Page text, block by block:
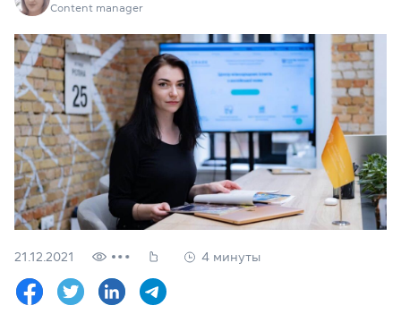
Больше о нас
Проверитьсвой уровень
Оставить заявку
Язык сайта
Content manager
21.12.2021 4 минуты